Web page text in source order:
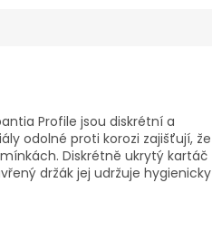
Profile jsou diskrétní a
odolné proti korozi zajišťují, že
Diskrétně ukrytý kartáč
držák jej udržuje hygienicky